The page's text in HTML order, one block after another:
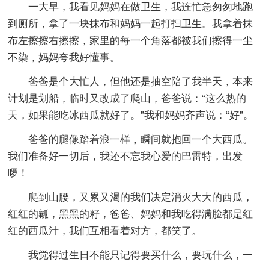
一大早，我看见妈妈在做卫生，我连忙急匆匆地跑
到厕所，拿了一块抹布和妈妈一起打扫卫生。我拿着抹
布左擦擦右擦擦，家里的每一个角落都被我们擦得一尘
不染，妈妈夸我好懂事。
爸爸是个大忙人，但他还是抽空陪了我半天，本来
计划是划船，临时又改成了爬山，爸爸说：“这么热的
天，如果能吃冰西瓜就好了。”我和妈妈齐声说：“好”。
爸爸的腿像踏着浪一样，瞬间就抱回一个大西瓜。
我们准备好一切后，我还不忘我心爱的巴雷特，出发
啰！
爬到山腰，又累又渴的我们决定消灭大大的西瓜，
红红的瓤，黑黑的籽，爸爸、妈妈和我吃得满脸都是红
红的西瓜汁，我们互相看着对方，都笑了。
我觉得过生日不能只记得要买什么，要玩什么，一